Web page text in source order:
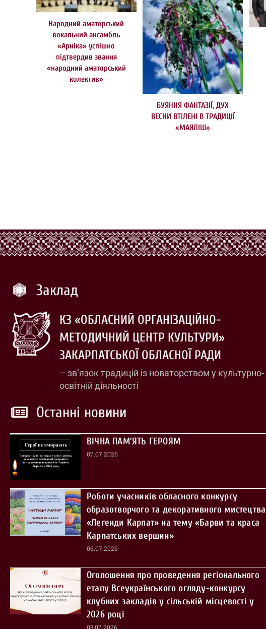
Народний аматорський
вокальний ансамбль
«Арніка» успішно
підтвердив звання
«народний аматорський
колектив»
БУЯННЯ ФАНТАЗІЇ, ДУХ
ВЕСНИ ВТІЛЕНІ В ТРАДИЦІЇ
«МАЯЛІШ»
Заклад
КЗ «ОБЛАСНИЙ ОРГАНІЗАЦІЙНО-
МЕТОДИЧНИЙ ЦЕНТР КУЛЬТУРИ»
ЗАКАРПАТСЬКОЇ ОБЛАСНОЇ РАДИ
– зв’язок традицій із новаторством у культурно-
освітній діяльності
Останні новини
ВІЧНА ПАМ’ЯТЬ ГЕРОЯМ
07.07.2026
Роботи учасників обласного конкурсу
образотворчого та декоративного мистецтва
«Легенди Карпат» на тему «Барви та краса
Карпатських вершин»
06.07.2026
Оголошення про проведення регіонального
етапу Всеукраїнського огляду-конкурсу
клубних закладів у сільській місцевості у
2026 році
03.07.2026